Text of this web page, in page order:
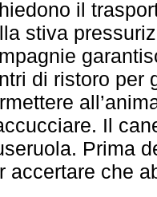
il
stiva
di ristoro per
Il
Prima
accertare che